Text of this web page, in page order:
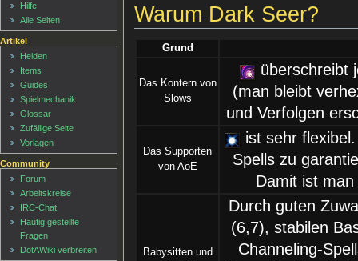
Warum Dark Seer?
Grund
Das Kontern von
Slows
überschreibt
(man bleibt
und Verfolgen
Das Supporten
von AoE
ist sehr
Spells zu
Damit ist
Babysitten und
Durch guten
(6,7), stabilen
Channeling-
Hilfe
Alle Seiten
Artikel
Helden
Items
Guides
Spielmechanik
Glossar
Zufällige Seite
Vorlagen
Community
Forum
Arbeitskreise
IRC-Chat
Häufig gestellte
Fragen
DotAWiki verbreiten